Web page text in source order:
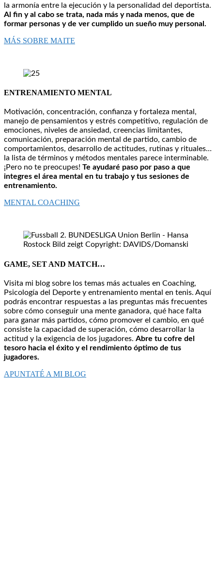
la armonía entre la ejecución y la personalidad del deportista.
Al fin y al cabo se trata, nada más y nada menos, que de
formar personas y de ver cumplido un sueño muy personal.
MÁS SOBRE MAITE
ENTRENAMIENTO MENTAL
Motivación, concentración, confianza y fortaleza mental,
manejo de pensamientos y estrés competitivo, regulación de
emociones, niveles de ansiedad, creencias limitantes,
comunicación, preparación mental de partido, cambio de
comportamientos, desarrollo de actitudes, rutinas y rituales…
la lista de términos y métodos mentales parece interminable.
¡Pero no te preocupes! Te ayudaré paso por paso a que
integres el área mental en tu trabajo y tus sesiones de
entrenamiento.
MENTAL COACHING
GAME, SET AND MATCH…
Visita mi blog sobre los temas más actuales en Coaching,
Psicología del Deporte y entrenamiento mental en tenis. Aquí
podrás encontrar respuestas a las preguntas más frecuentes
sobre cómo conseguir una mente ganadora, qué hace falta
para ganar más partidos, cómo promover el cambio, en qué
consiste la capacidad de superación, cómo desarrollar la
actitud y la exigencia de los jugadores. Abre tu cofre del
tesoro hacia el éxito y el rendimiento óptimo de tus
jugadores.
APUNTATÉ A MI BLOG